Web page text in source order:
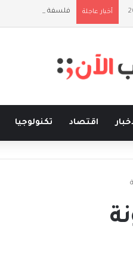
أخبار عاجلة فلسفة الخيط
اقتصاد تكنولوجيا